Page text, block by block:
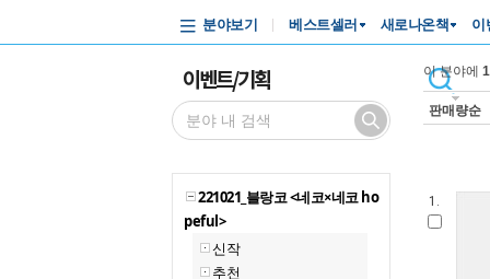
분야보기 베스트셀러 새로나온책 이
이벤트/기획
221021_블랑코 <네코×네코 ho
peful>
신작
추천
이 분야에
판매량순
1.